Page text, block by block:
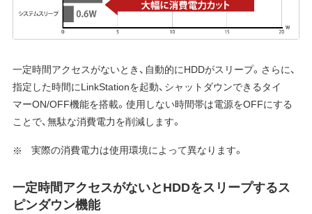
一定時間アクセスがないとき、自動的にHDDがスリープ。さらに、
指定した時間にLinkStationを起動、シャットダウンできるタイ
マーON/OFF機能を搭載。使用しない時間帯は電源をOFFにする
ことで、無駄な消費電力を削減します。
実際の消費電力は使用環境によって異なります。
一定時間アクセスがないとHDDをスリープするス
ピンダウン機能